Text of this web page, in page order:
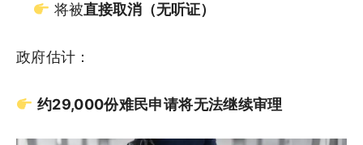
将被直接取消（无听证）
政府估计：
约29,000份难民申请将无法继续审理